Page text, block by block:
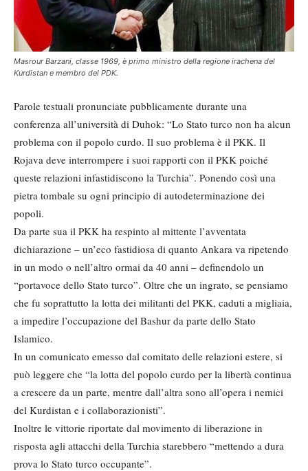
Masrour Barzani, classe 1969, è primo ministro della regione irachena del
Kurdistan e membro del PDK.
Parole testuali pronunciate pubblicamente durante una
conferenza all’università di Duhok: “Lo Stato turco non ha alcun
problema con il popolo curdo. Il suo problema è il PKK. Il
Rojava deve interrompere i suoi rapporti con il PKK poiché
queste relazioni infastidiscono la Turchia”. Ponendo così una
pietra tombale su ogni principio di autodeterminazione dei
popoli.
Da parte sua il PKK ha respinto al mittente l’avventata
dichiarazione – un’eco fastidiosa di quanto Ankara va ripetendo
in un modo o nell’altro ormai da 40 anni – definendolo un
“portavoce dello Stato turco”. Oltre che un ingrato, se pensiamo
che fu soprattutto la lotta dei militanti del PKK, caduti a migliaia,
a impedire l’occupazione del Bashur da parte dello Stato
Islamico.
In un comunicato emesso dal comitato delle relazioni estere, si
può leggere che “la lotta del popolo curdo per la libertà continua
a crescere da un parte, mentre dall’altra sono all’opera i nemici
del Kurdistan e i collaborazionisti”.
Inoltre le vittorie riportate dal movimento di liberazione in
risposta agli attacchi della Turchia starebbero “mettendo a dura
prova lo Stato turco occupante”.